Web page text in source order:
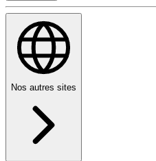
Nos autres sites